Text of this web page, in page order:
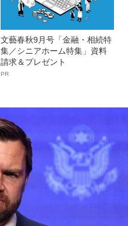
文藝春秋9月号「金融・相続特
集／シニアホーム特集」資料
請求＆プレゼント
PR